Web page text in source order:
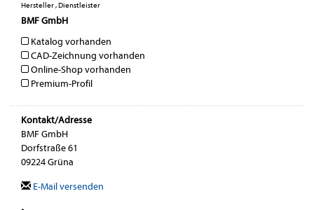
Hersteller , Dienstleister
BMF GmbH
Katalog vorhanden
CAD-Zeichnung vorhanden
Online-Shop vorhanden
Premium-Profil
Kontakt/Adresse
BMF GmbH
Dorfstraße 61
09224 Grüna
E-Mail versenden